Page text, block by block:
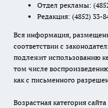
Отдел рекламы:
Редакция: (4852) 33-
Вся информация,
соответствии с
подлежит использованию
том числе
как с письменного
Возрастная категория